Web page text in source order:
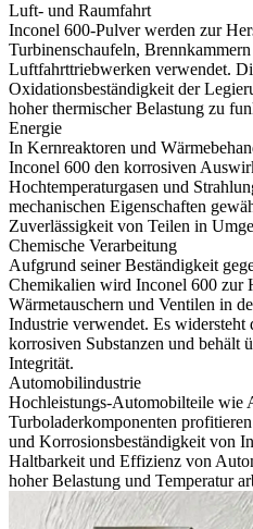
Luft- und Raumfahrt
Inconel 600-Pulver werden zur
Turbinenschaufeln,
Luftfahrttriebwerken verwendet.
Oxidationsbeständigkeit der
hoher thermischer Belastung zu
Energie
In Kernreaktoren und
Inconel 600 den korrosiven
Hochtemperaturgasen und
mechanischen Eigenschaften
Zuverlässigkeit von Teilen in
Chemische Verarbeitung
Aufgrund seiner Beständigkeit
Chemikalien wird Inconel 600 zur
Wärmetauschern und Ventilen in
Industrie verwendet. Es widersteht
korrosiven Substanzen und behält
Integrität.
Automobilindustrie
Hochleistungs-Automobilteile wie
Turboladerkomponenten
und Korrosionsbeständigkeit von
Haltbarkeit und Effizienz von
hoher Belastung und Temperatur